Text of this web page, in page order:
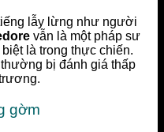
lẫy lừng như người
vẫn là một pháp sư
là trong thực chiến.
bị đánh giá thấp
gờm